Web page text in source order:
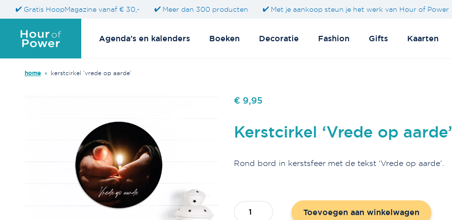
Gratis HoopMagazine vanaf € 30,- Meer dan 300 producten Met je aankoop steun je het werk van Hour of Power
Agenda’s en kalenders Boeken Decoratie Fashion Gifts Kaarten
home › kerstcirkel ‘vrede op aarde’
€ 9,95
Kerstcirkel ‘Vrede op aarde’
Rond bord in kerstsfeer met de tekst ‘Vrede op aarde’.
'Vrede
Toevoegen aan winkelwagen